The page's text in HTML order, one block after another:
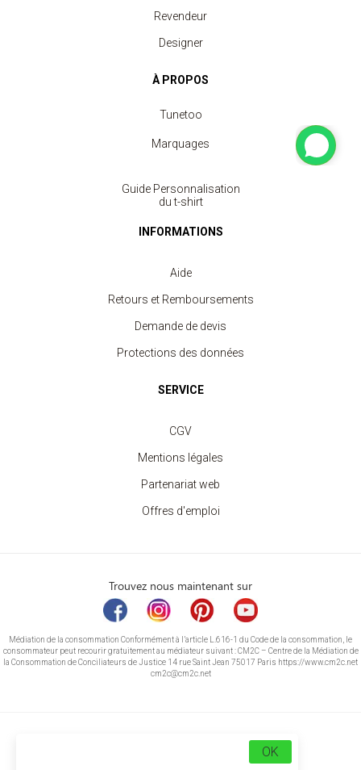
Revendeur
Designer
À PROPOS
Tunetoo
Marquages
Guide Personnalisation
du t-shirt
INFORMATIONS
Aide
Retours et Remboursements
Demande de devis
Protections des données
SERVICE
CGV
Mentions légales
Partenariat web
Offres d'emploi
Trouvez nous maintenant sur
Médiation de la consommation Conformément à l’article L.616-1 du Code de la consommation, le
consommateur peut recourir gratuitement au médiateur suivant : CM2C – Centre de la Médiation de
la Consommation de Conciliateurs de Justice 14 rue Saint Jean 75017 Paris https://www.cm2c.net
cm2c@cm2c.net
OK